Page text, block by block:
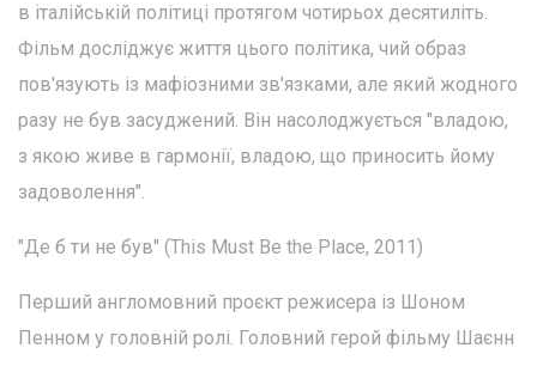
в італійській політиці протягом чотирьох десятиліть.
Фільм досліджує життя цього політика, чий образ
пов'язують із мафіозними зв'язками, але який жодного
разу не був засуджений. Він насолоджується "владою,
з якою живе в гармонії, владою, що приносить йому
задоволення".
"Де б ти не був" (This Must Be the Place, 2011)
Перший англомовний проєкт режисера із Шоном
Пенном у головній ролі. Головний герой фільму Шаєнн